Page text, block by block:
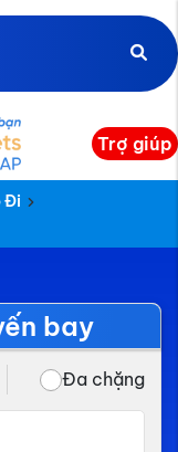
Trợ giúp
Đi
bay
Đa chặng